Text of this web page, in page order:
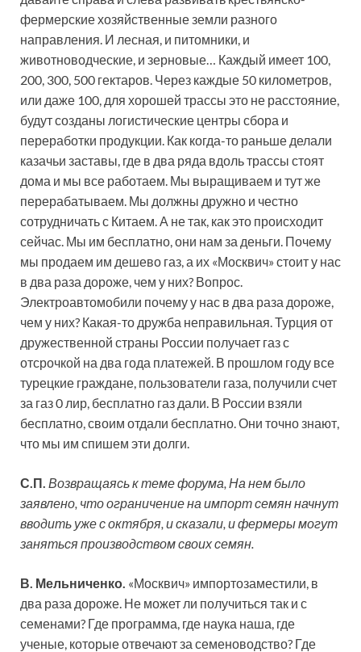
фермерские хозяйственные земли разного
направления. И лесная, и питомники, и
животноводческие, и зерновые… Каждый имеет 100,
200, 300, 500 гектаров. Через каждые 50 километров,
или даже 100, для хорошей трассы это не расстояние,
будут созданы логистические центры сбора и
переработки продукции. Как когда-то раньше делали
казачьи заставы, где в два ряда вдоль трассы стоят
дома и мы все работаем. Мы выращиваем и тут же
перерабатываем. Мы должны дружно и честно
сотрудничать с Китаем. А не так, как это происходит
сейчас. Мы им бесплатно, они нам за деньги. Почему
мы продаем им дешево газ, а их «Москвич» стоит у нас
в два раза дороже, чем у них? Вопрос.
Электроавтомобили почему у нас в два раза дороже,
чем у них? Какая-то дружба неправильная. Турция от
дружественной страны России получает газ с
отсрочкой на два года платежей. В прошлом году все
турецкие граждане, пользователи газа, получили счет
за газ 0 лир, бесплатно газ дали. В России взяли
бесплатно, своим отдали бесплатно. Они точно знают,
что мы им спишем эти долги.
С.П. Возвращаясь к теме форума, На нем было
заявлено, что ограничение на импорт семян начнут
вводить уже с октября, и сказали, и фермеры могут
заняться производством своих семян.
В. Мельниченко. «Москвич» импортозаместили, в
два раза дороже. Не может ли получиться так и с
семенами? Где программа, где наука наша, где
ученые, которые отвечают за семеноводство? Где